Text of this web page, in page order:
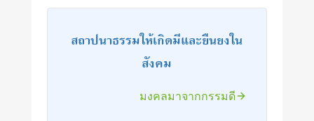
สถาปนาธรรมให้เกิดมีและยืนยงใน
สังคม
มงคลมาจากกรรมดี